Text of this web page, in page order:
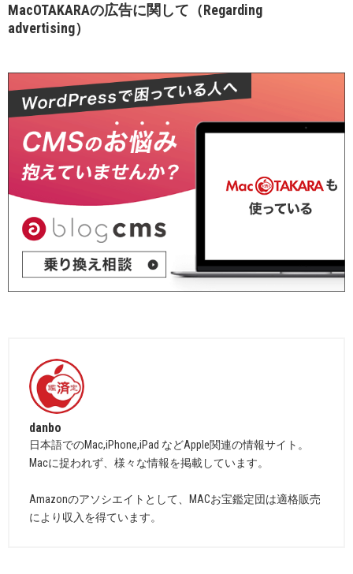
MacOTAKARAの広告に関して（Regarding
advertising）
danbo
日本語でのMac,iPhone,iPad などApple関連の情報サイト。
Macに捉われず、様々な情報を掲載しています。
Amazonのアソシエイトとして、MACお宝鑑定団は適格販売
により収入を得ています。